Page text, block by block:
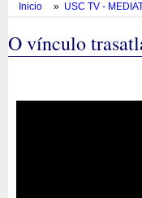
Inicio » USC TV -
O vínculo